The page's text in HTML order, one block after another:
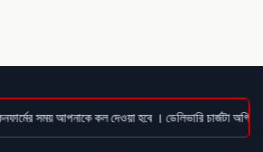
সময় আপনাকে কল দেওয়া হবে । ডেলিভারি চার্জটা